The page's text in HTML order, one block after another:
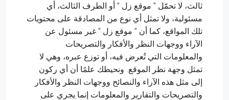
ثالث، لا تحمّل ” موقع زل ” أو الطرف الثالث، أي
مسئولية، ولا تمثل أي نوع من المصادقة على محتويات
تلك المواقع، كما أن ” موقع زل ” غير مسئول عن
الآراء ووجهات النظر والأفكار والتصريحات
والمعلومات التي تُعرض فيه، أو توزع عبره، وهي لا
تمثل وجهة نظر الموقع. ونحيطك علمًا أن أي ركون
إلى مثل هذه الآراء والنصائح ووجهات النظر والأفكار
والتصريحات والتقارير والمعلومات إنما يجري على